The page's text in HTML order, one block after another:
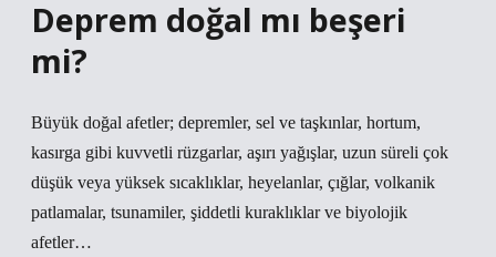
Deprem doğal mı beşeri
mi?
Büyük doğal afetler; depremler, sel ve taşkınlar, hortum,
kasırga gibi kuvvetli rüzgarlar, aşırı yağışlar, uzun süreli çok
düşük veya yüksek sıcaklıklar, heyelanlar, çığlar, volkanik
patlamalar, tsunamiler, şiddetli kuraklıklar ve biyolojik
afetler…